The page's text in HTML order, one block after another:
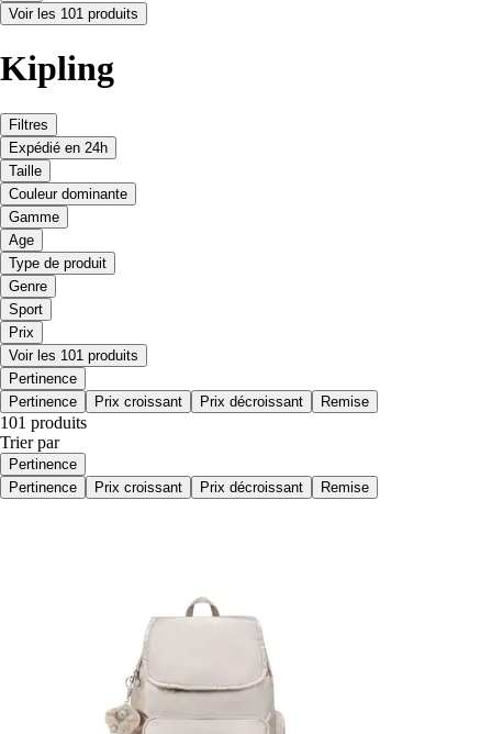
Voir les 101 produits
Kipling
Filtres
Expédié en 24h
Taille
Couleur dominante
Gamme
Age
Type de produit
Genre
Sport
Prix
Voir les 101 produits
Pertinence
Pertinence
Prix croissant Prix décroissant Remise
101 produits
Trier par
Pertinence
Pertinence
Prix croissant Prix décroissant Remise